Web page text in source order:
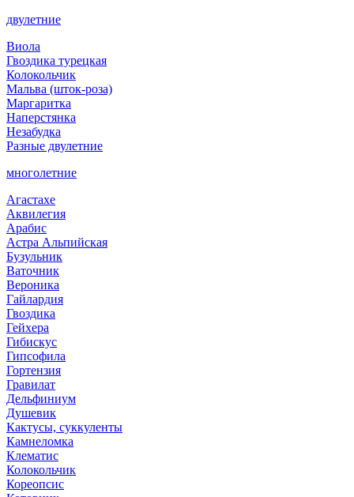
двулетние
Виола
Гвоздика турецкая
Колокольчик
Мальва (шток-роза)
Маргаритка
Наперстянка
Незабудка
Разные двулетние
многолетние
Агастахе
Аквилегия
Арабис
Астра Альпийская
Бузульник
Ваточник
Вероника
Гайлардия
Гвоздика
Гейхера
Гибискус
Гипсофила
Гортензия
Гравилат
Дельфиниум
Душевик
Кактусы, суккуленты
Камнеломка
Клематис
Колокольчик
Кореопсис